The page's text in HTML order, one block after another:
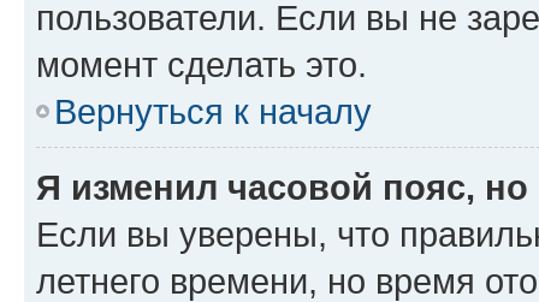
пользователи. Если вы не
момент сделать это.
Вернуться к началу
Я изменил часовой пояс,
Если вы уверены, что
летнего времени, но время